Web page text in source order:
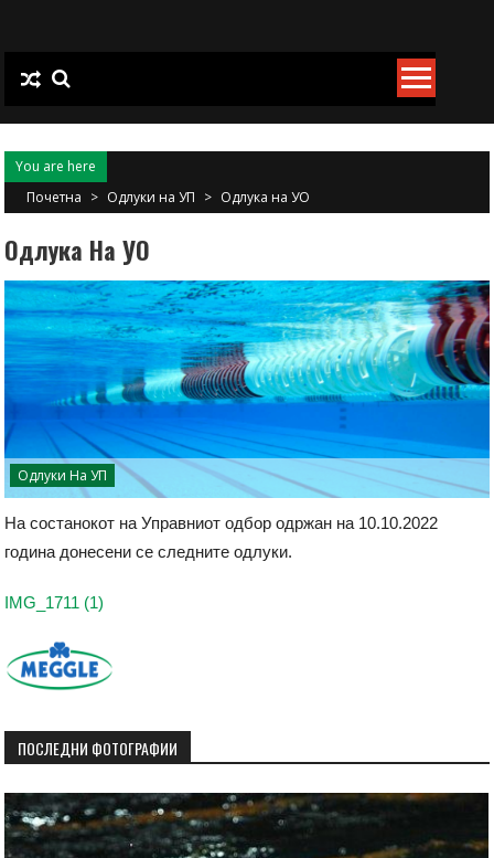
content
You are here
Почетна > Одлуки на УП > Одлука на УО
Одлука На УО
Одлуки На УП
Нa состанокот на Управниот одбор одржан на 10.10.2022
година донесени се следните одлуки.
IMG_1711 (1)
ПОСЛЕДНИ ФОТОГРАФИИ